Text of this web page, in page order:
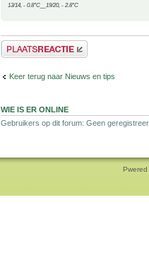
13/14, - 0.8°C__19/20, - 2.8°C
Plaats een reactie
Keer terug naar Nieuws en tips
WIE IS ER ONLINE
Gebruikers op dit forum: Geen